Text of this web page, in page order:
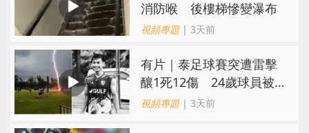
消防喉 後樓梯慘變瀑布
視頻專題| 3天前
有片｜泰足球賽突遭雷擊
釀1死12傷 24歲球員被
閃電劈中亡
視頻專題| 3天前